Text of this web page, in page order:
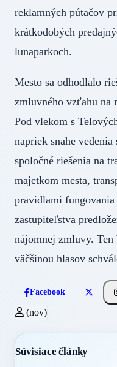
reklamných pútačov
krátkodobých
lunaparkoch.
Mesto sa odhodlalo
zmluvného vzťahu na
Pod vlekom s
napriek snahe
spoločné riešenia na
majetkom mesta,
pravidlami
zastupiteľstva
nájomnej zmluvy.
väčšinou hlasov
Facebook
(nov)
Súvisiace články